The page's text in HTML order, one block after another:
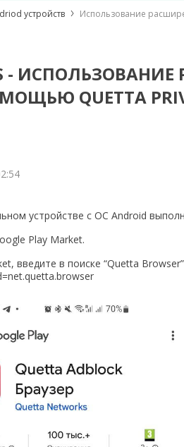
устройств Использование
-
QUETTA
устройстве с ОС Android
Play Market.
введите в поиске “Quetta